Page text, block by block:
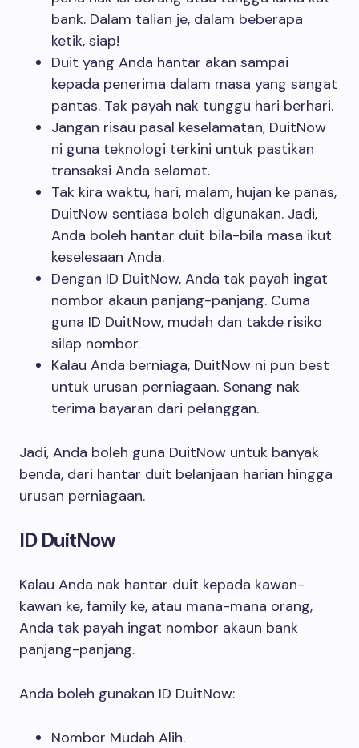
bank. Dalam talian je, dalam beberapa
ketik, siap!
Duit yang Anda hantar akan sampai
kepada penerima dalam masa yang sangat
pantas. Tak payah nak tunggu hari berhari.
Jangan risau pasal keselamatan, DuitNow
ni guna teknologi terkini untuk pastikan
transaksi Anda selamat.
Tak kira waktu, hari, malam, hujan ke panas,
DuitNow sentiasa boleh digunakan. Jadi,
Anda boleh hantar duit bila-bila masa ikut
keselesaan Anda.
Dengan ID DuitNow, Anda tak payah ingat
nombor akaun panjang-panjang. Cuma
guna ID DuitNow, mudah dan takde risiko
silap nombor.
Kalau Anda berniaga, DuitNow ni pun best
untuk urusan perniagaan. Senang nak
terima bayaran dari pelanggan.
Jadi, Anda boleh guna DuitNow untuk banyak
benda, dari hantar duit belanjaan harian hingga
urusan perniagaan.
ID DuitNow
Kalau Anda nak hantar duit kepada kawan-
kawan ke, family ke, atau mana-mana orang,
Anda tak payah ingat nombor akaun bank
panjang-panjang.
Anda boleh gunakan ID DuitNow:
Nombor Mudah Alih.